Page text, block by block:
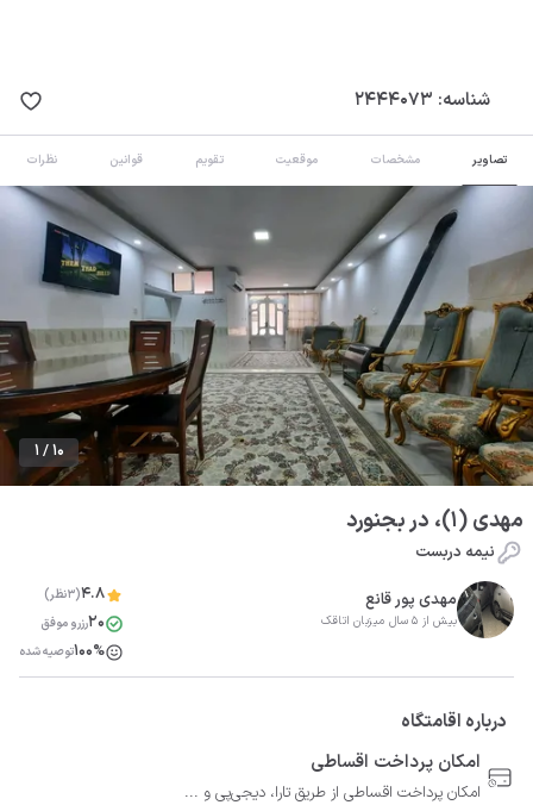
شناسه: 2444073
تصاویر مشخصات موقعیت تقویم قوانین نظرات
1 / 10
مهدی (1)، در بجنورد
نیمه دربست
مهدی پور قانع
بیش از 5 سال میزبان اتاقک
4.8(3نظر)
20رزرو موفق
100%توصیه شده
درباره اقامتگاه
امکان پرداخت اقساطی
امکان پرداخت اقساطی از طریق تارا، دیجی‌پی و ...